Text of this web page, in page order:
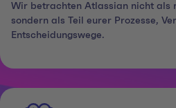
Wir betrachten Atlassian nicht als
sondern als Teil eurer Prozesse,
Entscheidungswege.